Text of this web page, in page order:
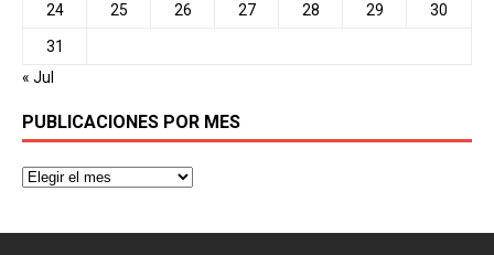
24 25 26 27 28 29 30
31
« Jul
PUBLICACIONES POR MES